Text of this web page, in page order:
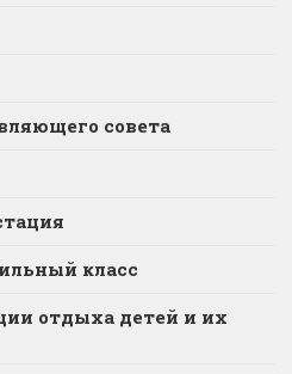
совета
класс
отдыха детей и их